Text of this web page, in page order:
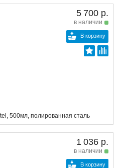
5 700 р.
в наличии
В корзину
500мл, полированная сталь
1 036 р.
в наличии
В корзину